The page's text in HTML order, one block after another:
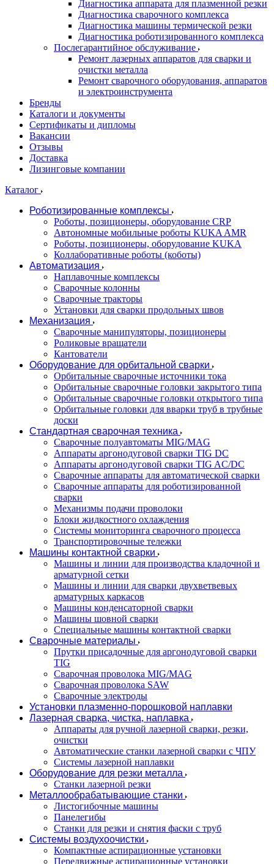
Диагностика аппарата для плазменной резки
Диагностика сварочного комплекса
Диагностика машины термической резки
Диагностика роботизированного комплекса
Послегарантийное обслуживание
Ремонт лазерных аппаратов для сварки и
очистки металла
Ремонт сварочного оборудования, аппаратов
и электроинструмента
Бренды
Каталоги и документы
Сертификаты и дипломы
Вакансии
Отзывы
Доставка
Лизинговые компании
Каталог
Роботизированные комплексы
Роботы, позиционеры, оборудование CRP
Автономные мобильные роботы KUKA AMR
Роботы, позиционеры, оборудование KUKA
Коллаборативные роботы (коботы)
Автоматизация
Наплавочные комплексы
Сварочные колонны
Сварочные тракторы
Установки для сварки продольных швов
Механизация
Сварочные манипуляторы, позиционеры
Роликовые вращатели
Кантователи
Оборудование для орбитальной сварки
Орбитальные сварочные источники тока
Орбитальные сварочные головки закрытого типа
Орбитальные сварочные головки открытого типа
Орбитальные головки для вварки труб в трубные
доски
Стандартная сварочная техника
Сварочные полуавтоматы MIG/MAG
Аппараты аргонодуговой сварки TIG DC
Аппараты аргонодуговой сварки TIG AC/DC
Сварочные аппараты для автоматической сварки
Сварочные аппараты для роботизированной
сварки
Механизмы подачи проволоки
Блоки жидкостного охлаждения
Системы мониторинга сварочного процесса
Транспортировочные тележки
Машины контактной сварки
Машины и линии для производства кладочной и
арматурной сетки
Машины и линии для сварки двухветвевых
арматурных каркасов
Машины конденсаторной сварки
Машины шовной сварки
Специальные машины контактной сварки
Сварочные материалы
Прутки присадочные для аргонодуговой сварки
TIG
Сварочная проволока MIG/MAG
Сварочная проволока SAW
Сварочные электроды
Установки плазменно-порошковой наплавки
Лазерная сварка, чистка, наплавка
Аппараты для ручной лазерной сварки, резки,
очистки
Автоматические станки лазерной сварки с ЧПУ
Системы лазерной наплавки
Оборудование для резки металла
Станки лазерной резки
Металлообрабатывающие станки
Листогибочные машины
Панелегибы
Станки для резки и снятия фаски с труб
Системы воздухоочистки
Компактные аспирационные установки
Передвижные аспирационные установки